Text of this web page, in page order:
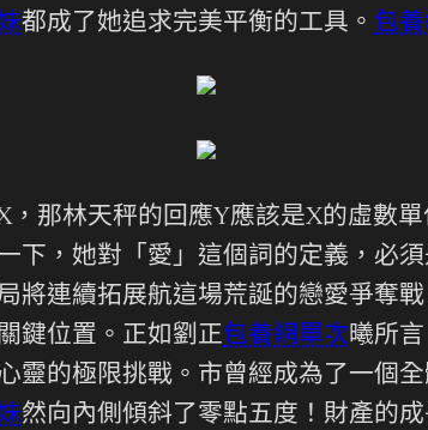
都成了她追求完美平衡的工具。 包
那林天秤的回應Y應該是X的虛數
下，她對「愛」這個詞的定義，必
將連續拓展航這場荒誕的戀愛爭奪
鍵位置。正如劉正包養網單次曦所
靈的極限挑戰。市曾經成為了一個
然向內側傾斜了零點五度！財產的